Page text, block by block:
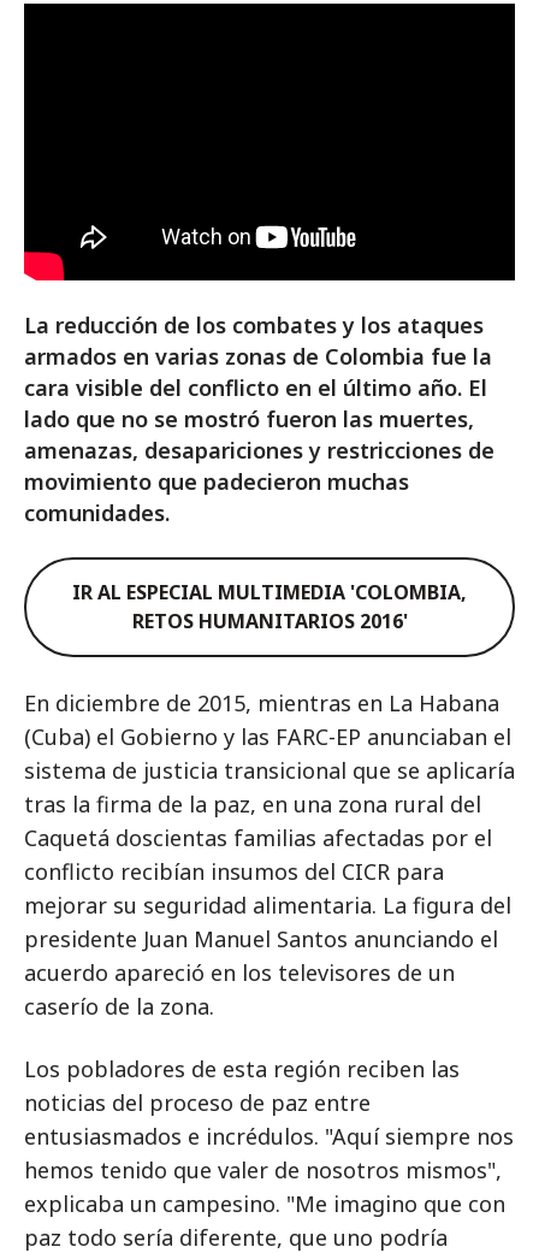
La reducción de los combates y los ataques
armados en varias zonas de Colombia fue la
cara visible del conflicto en el último año. El
lado que no se mostró fueron las muertes,
amenazas, desapariciones y restricciones de
movimiento que padecieron muchas
comunidades.
IR AL ESPECIAL MULTIMEDIA 'COLOMBIA,
RETOS HUMANITARIOS 2016'
En diciembre de 2015, mientras en La Habana
(Cuba) el Gobierno y las FARC-EP anunciaban el
sistema de justicia transicional que se aplicaría
tras la firma de la paz, en una zona rural del
Caquetá doscientas familias afectadas por el
conflicto recibían insumos del CICR para
mejorar su seguridad alimentaria. La figura del
presidente Juan Manuel Santos anunciando el
acuerdo apareció en los televisores de un
caserío de la zona.
Los pobladores de esta región reciben las
noticias del proceso de paz entre
entusiasmados e incrédulos. "Aquí siempre nos
hemos tenido que valer de nosotros mismos",
explicaba un campesino. "Me imagino que con
paz todo sería diferente, que uno podría